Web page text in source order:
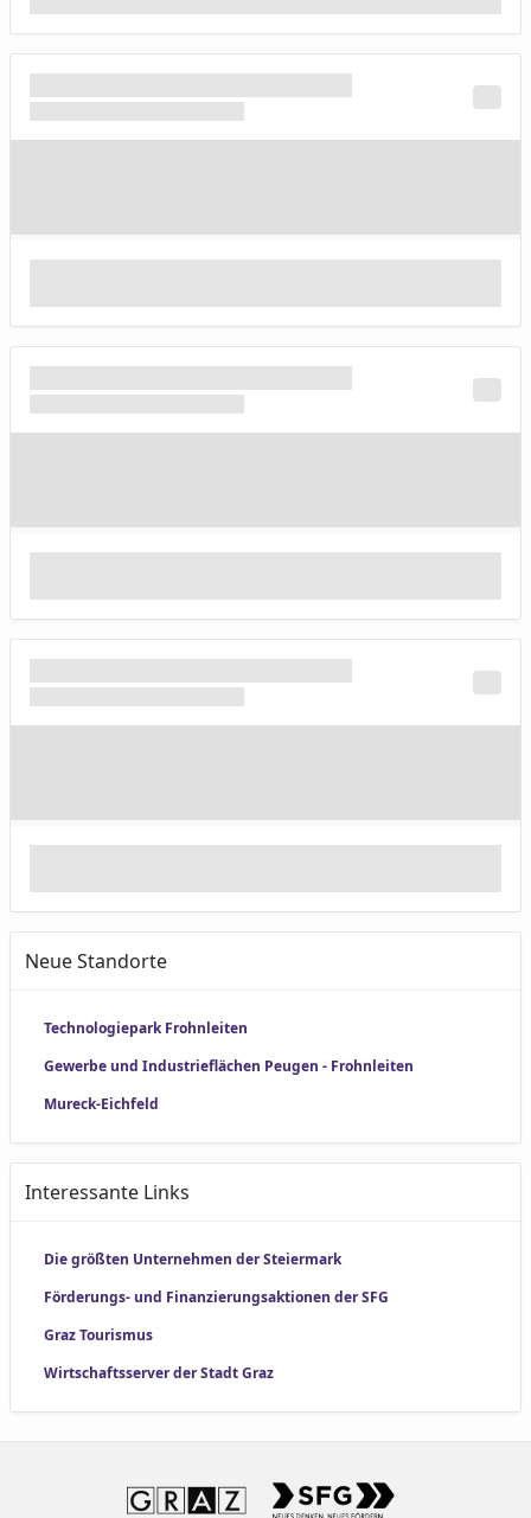
Neue Standorte
Technologiepark Frohnleiten
Gewerbe und Industrieflächen Peugen - Frohnleiten
Mureck-Eichfeld
Interessante Links
Die größten Unternehmen der Steiermark
Förderungs- und Finanzierungsaktionen der SFG
Graz Tourismus
Wirtschaftsserver der Stadt Graz